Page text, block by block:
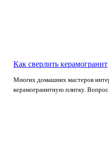
Как сверлить керамогранит
Многих домашних мастеров
керамогранитную плитку.